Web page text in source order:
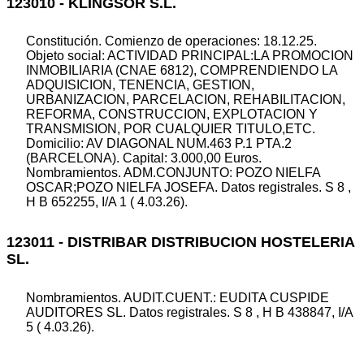
Constitución. Comienzo de operaciones: 18.12.25.
Objeto social: ACTIVIDAD PRINCIPAL:LA PROMOCION
INMOBILIARIA (CNAE 6812), COMPRENDIENDO LA
ADQUISICION, TENENCIA, GESTION,
URBANIZACION, PARCELACION, REHABILITACION,
REFORMA, CONSTRUCCION, EXPLOTACION Y
TRANSMISION, POR CUALQUIER TITULO,ETC.
Domicilio: AV DIAGONAL NUM.463 P.1 PTA.2
(BARCELONA). Capital: 3.000,00 Euros.
Nombramientos. ADM.CONJUNTO: POZO NIELFA
OSCAR;POZO NIELFA JOSEFA. Datos registrales. S 8 ,
H B 652255, I/A 1 ( 4.03.26).
123011 - DISTRIBAR DISTRIBUCION HOSTELERIA
SL.
Nombramientos. AUDIT.CUENT.: EUDITA CUSPIDE
AUDITORES SL. Datos registrales. S 8 , H B 438847, I/A
5 ( 4.03.26).